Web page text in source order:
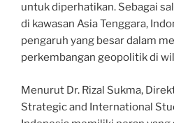
untuk diperhatikan. Sebagai
di kawasan Asia Tenggara,
pengaruh yang besar dalam
perkembangan geopolitik di
Menurut Dr. Rizal Sukma,
Strategic and International